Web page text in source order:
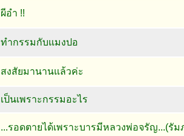
ผีอำ !!
ทำกรรมกับแมงปอ
สงสัยมานานแล้วค่ะ
เป็นเพราะกรรมอะไร
...รอดตายได้เพราะบารมีหลวงพ่อจรัญ...(รั